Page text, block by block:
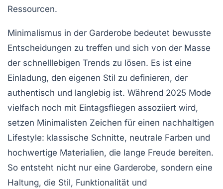
Ressourcen.
Minimalismus in der Garderobe bedeutet bewusste
Entscheidungen zu treffen und sich von der Masse
der schnelllebigen Trends zu lösen. Es ist eine
Einladung, den eigenen Stil zu definieren, der
authentisch und langlebig ist. Während 2025 Mode
vielfach noch mit Eintagsfliegen assoziiert wird,
setzen Minimalisten Zeichen für einen nachhaltigen
Lifestyle: klassische Schnitte, neutrale Farben und
hochwertige Materialien, die lange Freude bereiten.
So entsteht nicht nur eine Garderobe, sondern eine
Haltung, die Stil, Funktionalität und